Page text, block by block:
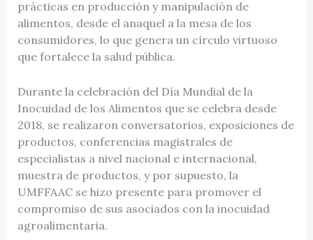
prácticas en producción y manipulación de
alimentos, desde el anaquel a la mesa de los
consumidores, lo que genera un círculo virtuoso
que fortalece la salud pública.
Durante la celebración del Día Mundial de la
Inocuidad de los Alimentos que se celebra desde
2018, se realizaron conversatorios, exposiciones de
productos, conferencias magistrales de
especialistas a nivel nacional e internacional,
muestra de productos, y por supuesto, la
UMFFAAC se hizo presente para promover el
compromiso de sus asociados con la inocuidad
agroalimentaria.